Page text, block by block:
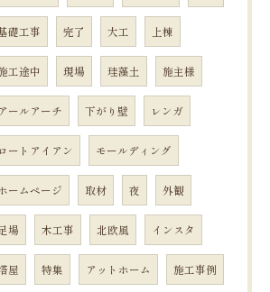
礎工事 完了 大工 上棟
工途中 現場 珪藻土 施主様
アールアーチ 下がり壁 レンガ
ロートアイアン モールディング
ームページ 取材 夜 外観
足場 木工事 北欧風 インスタ
屋 特集 アットホーム 施工事例